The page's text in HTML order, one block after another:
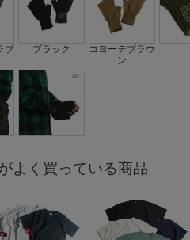
ブ ブラック
コヨーテブラウ
ン
よく買っている商品